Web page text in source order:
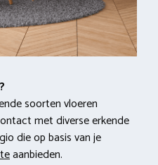
soorten vloeren
met diverse erkende
die op basis van je
aanbieden.